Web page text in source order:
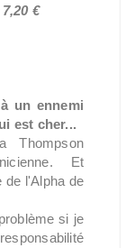
€
un ennemi
est cher...
Thompson
Et
de l'Alpha de
si je